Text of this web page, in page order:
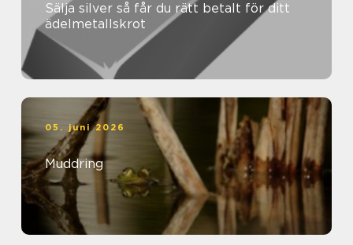
Sälja silver så får du rätt betalt för ditt
ädelmetallskrot
05. juni 2026
Muddring